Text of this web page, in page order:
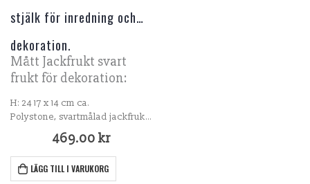
stjälk för inredning och
dekoration.
Mått Jackfrukt svart
frukt för dekoration:
H: 24 17 x 14 cm ca.
Polystone, svartmålad jackfrukt,
lite ojämn.469.00 kr
LÄGG TILL I VARUKORG